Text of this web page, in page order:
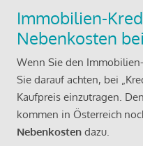
Immobilien-
Nebenkosten
Wenn Sie den
Sie darauf achten, bei
Kaufpreis einzutragen.
kommen in Österreich
Nebenkosten dazu.